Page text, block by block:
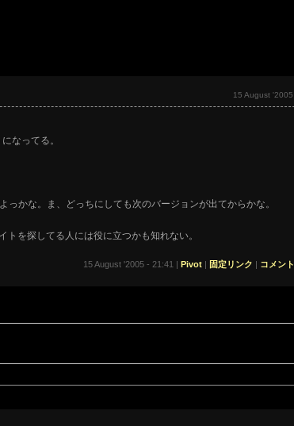
15 August
なってる。
かな。ま、どっちにしても次のバージョンが出てからかな。
を探してる人には役に立つかも知れない。
15 August '2005 - 21:41 | Pivot | 固定リンク | コメン